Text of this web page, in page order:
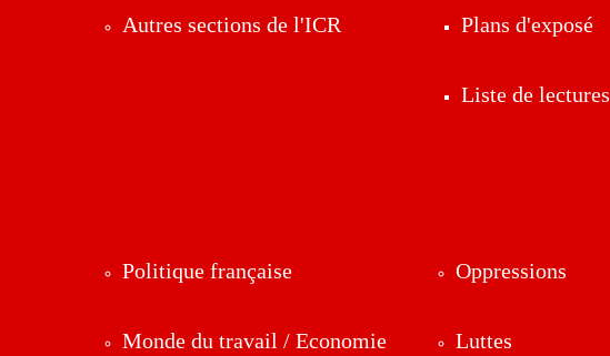
Autres sections de l'ICR Plans d'exposé
Liste de lectures
Politique française
Monde du travail / Economie
Oppressions
Luttes